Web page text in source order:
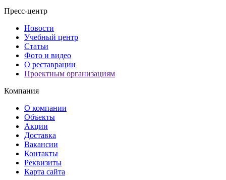
Пресс-центр
Новости
Учебный центр
Статьи
Фото и видео
О реставрации
Проектным организациям
Компания
О компании
Объекты
Акции
Доставка
Вакансии
Контакты
Реквизиты
Карта сайта